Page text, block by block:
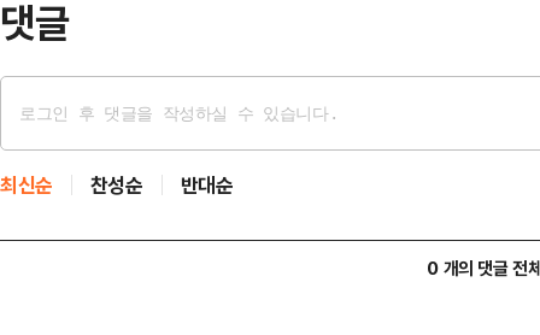
댓글
최신순 찬성순 반대순
0 개의 댓글 전